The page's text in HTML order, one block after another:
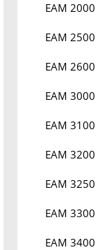
EAM 2000
EAM
EAM 2600
EAM
EAM
EAM
EAM
EAM
EAM